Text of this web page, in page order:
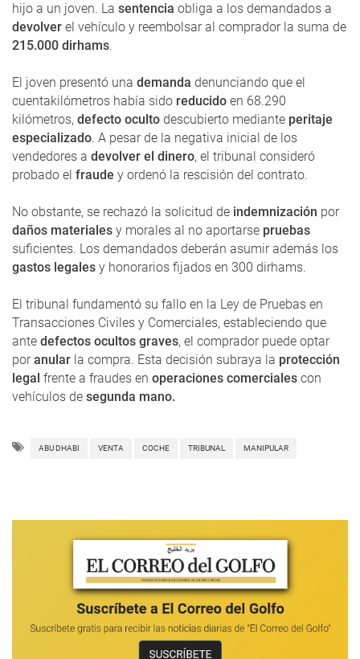
hijo a un joven. La sentencia obliga a los demandados a
devolver el vehículo y reembolsar al comprador la suma de
215.000 dirhams.
El joven presentó una demanda denunciando que el
cuentakilómetros había sido reducido en 68.290
kilómetros, defecto oculto descubierto mediante peritaje
especializado. A pesar de la negativa inicial de los
vendedores a devolver el dinero, el tribunal consideró
probado el fraude y ordenó la rescisión del contrato.
No obstante, se rechazó la solicitud de indemnización por
daños materiales y morales al no aportarse pruebas
suficientes. Los demandados deberán asumir además los
gastos legales y honorarios fijados en 300 dirhams.
El tribunal fundamentó su fallo en la Ley de Pruebas en
Transacciones Civiles y Comerciales, estableciendo que
ante defectos ocultos graves, el comprador puede optar
poranular la compra. Esta decisión subraya la protección
legal frente a fraudes en operaciones comerciales con
vehículos de segunda mano.
ABU DHABI VENTA COCHE TRIBUNAL MANIPULAR